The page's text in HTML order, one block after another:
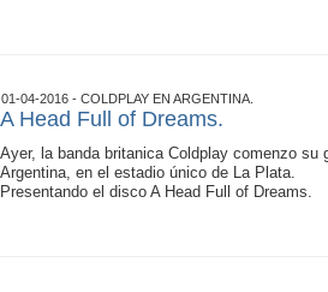
01-04-2016 - COLDPLAY EN ARGENTINA.
A Head Full of Dreams.
Ayer, la banda britanica Coldplay comenzo su
Argentina, en el estadio único de La Plata.
Presentando el disco A Head Full of Dreams.